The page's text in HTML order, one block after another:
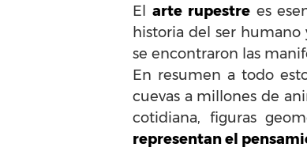
El arte rupestrees
historia del ser
se encontraron las
En resumen a todo
cuevas a millones de
cotidiana, figuras
representan el